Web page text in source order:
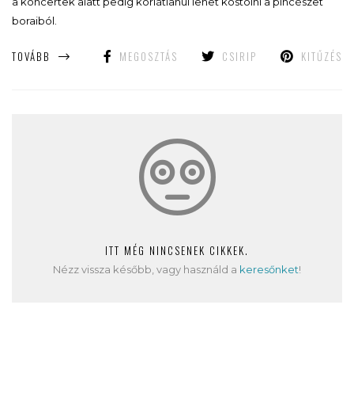
boraiból.
TOVÁBB KITŰZÉS
CSIRIP
MEGOSZTÁS
ITT MÉG NINCSENEK CIKKEK.
Nézz vissza később, vagy használd a keresőnket!